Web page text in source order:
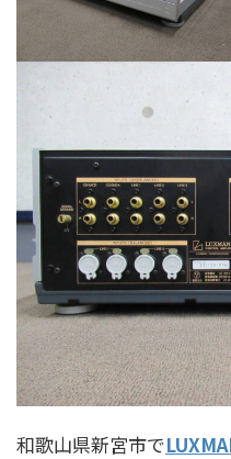
和歌山県新宮市で